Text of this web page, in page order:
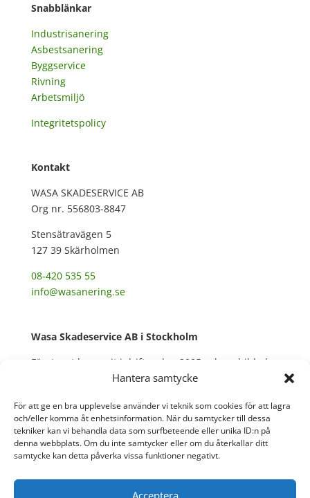
Hantera samtycke
För att ge en bra upplevelse använder vi teknik som cookies för att lagra
och/eller komma åt enhetsinformation. När du samtycker till dessa
tekniker kan vi behandla data som surfbeteende eller unika ID:n på
denna webbplats. Om du inte samtycker eller om du återkallar ditt
samtycke kan detta påverka vissa funktioner negativt.
Acceptera
Snabblänkar
Industrisanering
Asbestsanering
Byggservice
Rivning
Arbetsmiljö
Integritetspolicy
Kontakt
WASA SKADESERVICE AB
Org nr. 556803-8847
Stensätravägen 5
127 39 Skärholmen
08-420 535 55
info@wasanering.se
Wasa Skadeservice AB i Stockholm
Företaget har varit i drift sedan 2005 och ombildades
till AB 2010. Wasa Skadeservice är en rivnings- och
Våra ledord är Kvalitet och Miljö.
Vi har ett kollektivavtal via Byggnads och har Fora
försäkring.